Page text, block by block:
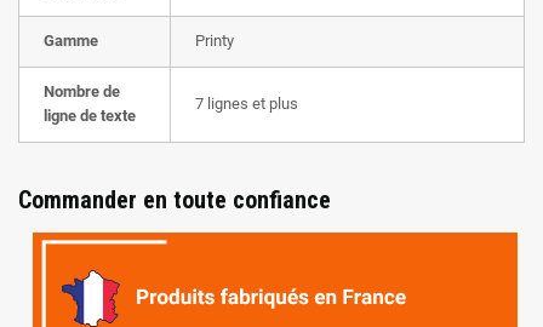
Gamme Printy
Nombre de
ligne de texte
7 lignes et plus
Commander en toute confiance